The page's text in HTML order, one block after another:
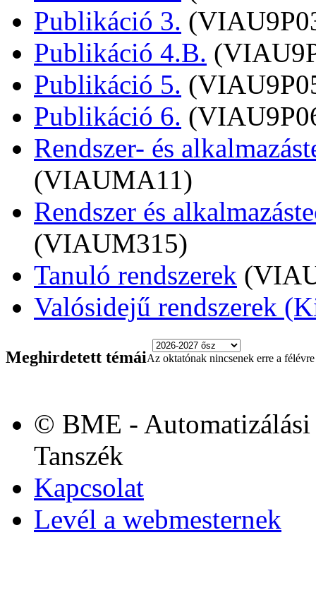
Publikáció 3.
Publikáció 4.B.
Publikáció 5.
Publikáció 6.
Rendszer- és
(VIAUMA11)
Rendszer és
(VIAUM315)
Tanuló rendszerek
Valósidejű rendszerek
Meghirdetett témáiAz oktatónak nincsenek erre a
© BME -
Tanszék
Kapcsolat
Levél a webmesternek